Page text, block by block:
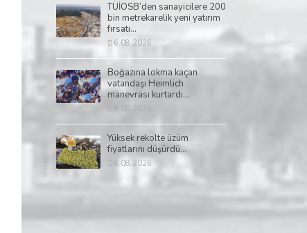
TÜİOSB’den sanayicilere 200
bin metrekarelik yeni yatırım
fırsatı...
6.08.2026
Boğazına lokma kaçan
vatandaşı Heimlich
manevrası kurtardı...
6.08.2026
Yüksek rekolte üzüm
fiyatlarını düşürdü...
6.08.2026